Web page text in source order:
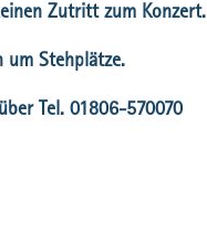
Zutritt zum Konzert.
um Stehplätze.
Tel. 01806-570070